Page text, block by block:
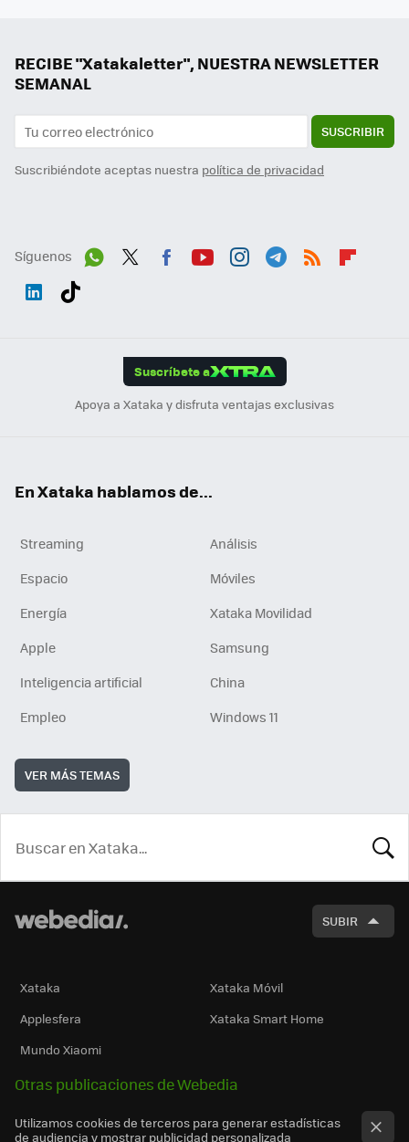
RECIBE "Xatakaletter", NUESTRA NEWSLETTER
SEMANAL
SUSCRIBIR
Suscribiéndote aceptas nuestra política de privacidad
Síguenos
Suscríbete a
Apoya a Xataka y disfruta ventajas exclusivas
En Xataka hablamos de...
Streaming
Análisis
Espacio
Móviles
Energía
Xataka Movilidad
Apple
Samsung
Inteligencia artificial
China
Empleo
Windows 11
VER MÁS TEMAS
SUBIR
Xataka
Xataka Móvil
Applesfera
Xataka Smart Home
Mundo Xiaomi
Otras publicaciones de Webedia
Utilizamos cookies de terceros para generar estadísticas
de audiencia y mostrar publicidad personalizada